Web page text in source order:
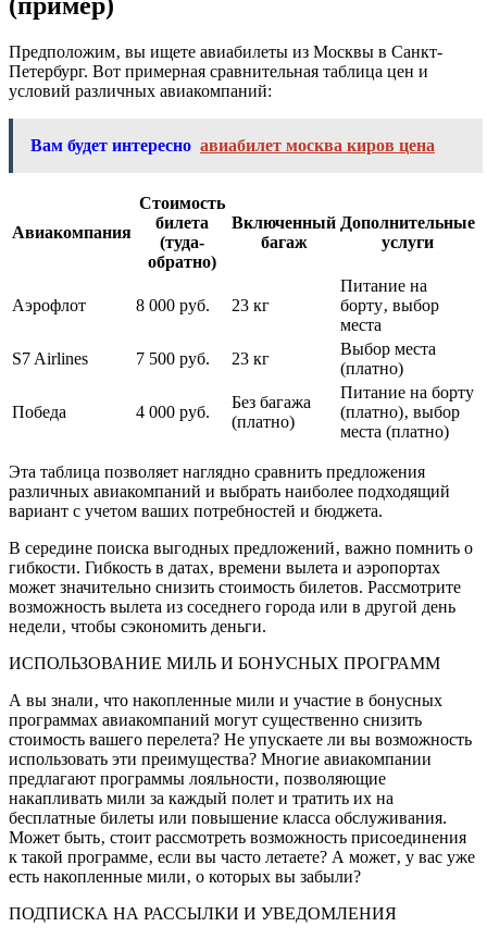
Предположим‚ вы ищете авиабилеты из Москвы в Санкт-
Петербург. Вот примерная сравнительная таблица цен и
условий различных авиакомпаний:
Вам будет интересно авиабилет москва киров цена
Авиакомпания
Стоимость
билета
(туда-
обратно)
Включенный
багаж
Дополнительные
услуги
Аэрофлот 8 000 руб. 23 кг
Питание на
борту‚ выбор
места
S7 Airlines
7 500 руб. 23 кг
Выбор места
(платно)
Победа 4 000 руб.
Без багажа
(платно)
Питание на борту
(платно)‚ выбор
места (платно)
Эта таблица позволяет наглядно сравнить предложения
различных авиакомпаний и выбрать наиболее подходящий
вариант с учетом ваших потребностей и бюджета.
В середине поиска выгодных предложений‚ важно помнить о
гибкости. Гибкость в датах‚ времени вылета и аэропортах
может значительно снизить стоимость билетов. Рассмотрите
возможность вылета из соседнего города или в другой день
недели‚ чтобы сэкономить деньги.
ИСПОЛЬЗОВАНИЕ МИЛЬ И БОНУСНЫХ ПРОГРАММ
А вы знали‚ что накопленные мили и участие в бонусных
программах авиакомпаний могут существенно снизить
стоимость вашего перелета? Не упускаете ли вы возможность
использовать эти преимущества? Многие авиакомпании
предлагают программы лояльности‚ позволяющие
накапливать мили за каждый полет и тратить их на
бесплатные билеты или повышение класса обслуживания.
Может быть‚ стоит рассмотреть возможность присоединения
к такой программе‚ если вы часто летаете? А может‚ у вас уже
есть накопленные мили‚ о которых вы забыли?
ПОДПИСКА НА РАССЫЛКИ И УВЕДОМЛЕНИЯ